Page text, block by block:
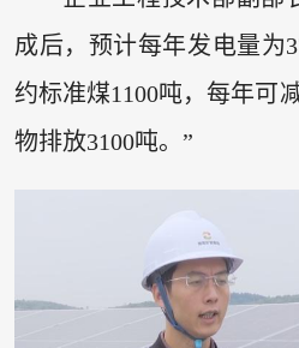
成后，预计每年发电量为
约标准煤1100吨，每年可
物排放3100吨。”